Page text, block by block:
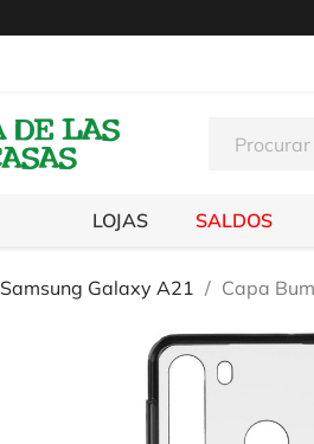
LOJAS SALDOS
Samsung Galaxy A21 Capa